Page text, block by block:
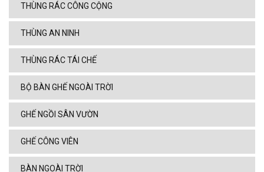
THÙNG RÁC CÔNG CỘNG
THÙNG AN NINH
THÙNG RÁC TÁI CHẾ
BỘ BÀN GHẾ NGOÀI TRỜI
GHẾ NGỒI SÂN VƯỜN
GHẾ CÔNG VIÊN
BÀN NGOÀI TRỜI